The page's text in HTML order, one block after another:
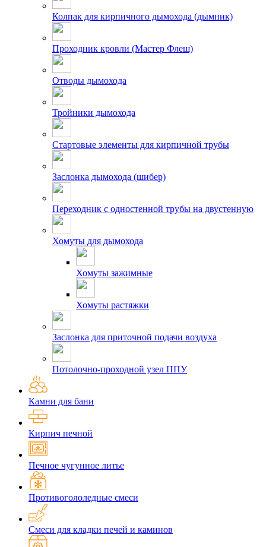
Колпак для кирпичного дымохода (дымник)
Проходник кровли (Мастер Флеш)
Отводы дымохода
Тройники дымохода
Стартовые элементы для кирпичной трубы
Заслонка дымохода (шибер)
Переходник с одностенной трубы на двустенную
Хомуты для дымохода
Хомуты зажимные
Хомуты растяжки
Заслонка для приточной подачи воздуха
Потолочно-проходной узел ППУ
Камни для бани
Кирпич печной
Печное чугунное литье
Противогололедные смеси
Смеси для кладки печей и каминов